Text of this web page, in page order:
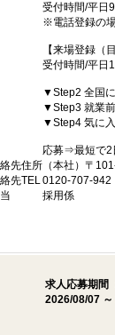
受付時間/平日
※電話登録の
【来場登録（
受付時間/平日
▼Step2 全国
▼Step3 就業
▼Step4 気に
応募⇒最短で2
先住所 （本社）〒
先TEL0120-707-942
採用係
求人応募期間
2026/08/07